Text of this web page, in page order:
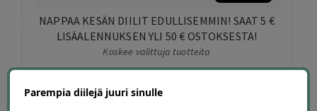
NAPPAA KESÄN DIILIT EDULLISEMMIN! SAAT 5 €
LISÄALENNUKSEN YLI 50 € OSTOKSESTA!
Koskee valittuja tuotteita
Minimitilaus:
50,00€
Vanhentuu:
Parempia diilejä juuri sinulle